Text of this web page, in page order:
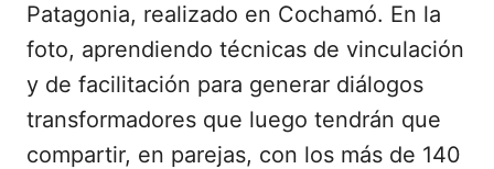
Patagonia, realizado en Cochamó. En la
foto, aprendiendo técnicas de vinculación
y de facilitación para generar diálogos
transformadores que luego tendrán que
compartir, en parejas, con los más de 140